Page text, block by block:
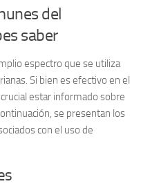
del
saber
espectro que se utiliza
Si bien es efectivo en el
estar informado sobre
se presentan los
con el uso de